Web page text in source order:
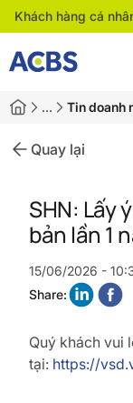
Khách hàng cá
… Tin doanh
Quay lại
SHN: Lấy
bản lần 1
15/06/2026 -
Share:
Quý khách vui
tại: https://